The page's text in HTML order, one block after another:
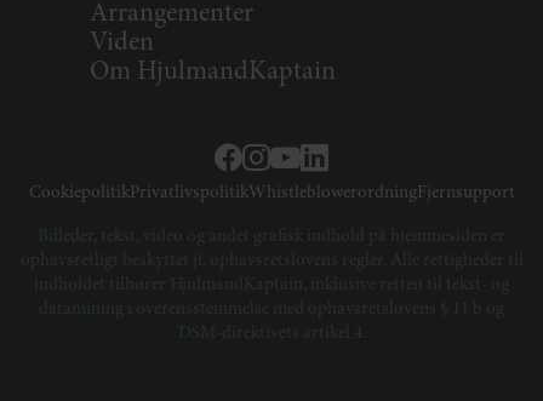
Arrangementer
Viden
Om HjulmandKaptain
CookiepolitikPrivatlivspolitikWhistleblowerordningFjernsupport